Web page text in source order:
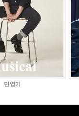
민영기